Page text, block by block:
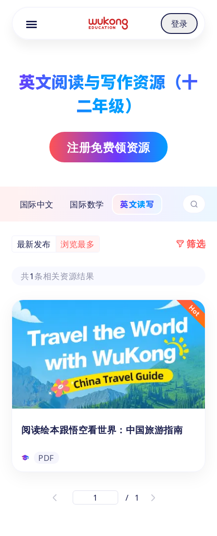
登录
英文阅读与写作资源（十
二年级）
注册免费领资源
国际中文 国际数学 英文读写
最新发布 浏览最多 筛选
共1 条相关资源结果
阅读绘本跟悟空看世界：中国旅游指南
PDF
阅读绘本跟悟空看世界：中国旅游指南
《跟着悟空游中国》是悟空中文专为儿童打造
/ 1